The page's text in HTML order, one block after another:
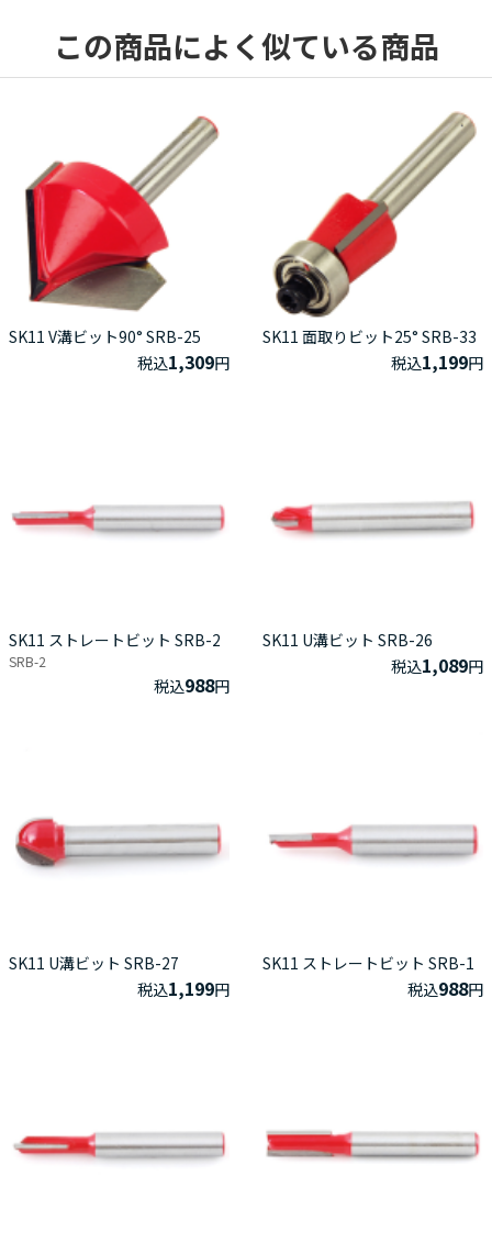
この商品によく似ている商品
SK11 V溝ビット90° SRB-25
税込1,309円
SK11 面取りビット25° SRB-33
税込1,199円
SK11 ストレートビット SRB-2
SRB-2
税込988円
SK11 U溝ビット SRB-26
税込1,089円
SK11 U溝ビット SRB-27
税込1,199円
SK11 ストレートビット SRB-1
税込988円